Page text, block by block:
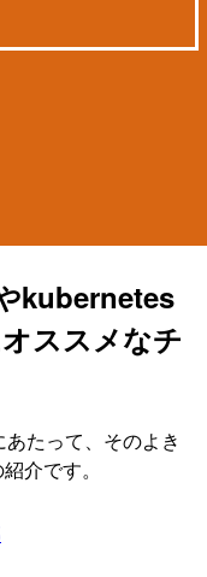
kubernetes
ススメなチ
たって、そのよき
介です。